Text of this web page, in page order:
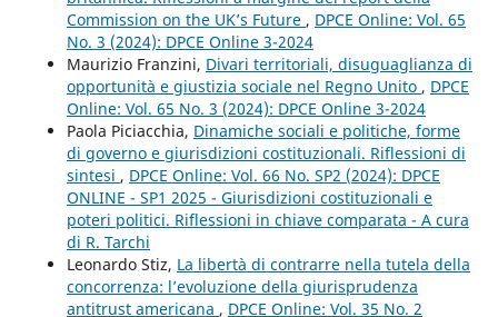
Commission on the UK’s Future , DPCE Online: Vol. 65
No. 3 (2024): DPCE Online 3-2024
Maurizio Franzini, Divari territoriali, disuguaglianza di
opportunità e giustizia sociale nel Regno Unito , DPCE
Online: Vol. 65 No. 3 (2024): DPCE Online 3-2024
Paola Piciacchia, Dinamiche sociali e politiche, forme
di governo e giurisdizioni costituzionali. Riflessioni di
sintesi , DPCE Online: Vol. 66 No. SP2 (2024): DPCE
ONLINE - SP1 2025 - Giurisdizioni costituzionali e
poteri politici. Riflessioni in chiave comparata - A cura
di R. Tarchi
Leonardo Stiz, La libertà di contrarre nella tutela della
concorrenza: l’evoluzione della giurisprudenza
antitrust americana , DPCE Online: Vol. 35 No. 2